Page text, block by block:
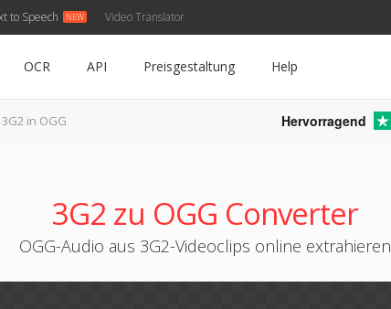
to Speech Video Translator
OCR API Preisgestaltung Help
3G2 in OGG Hervorragend
3G2 zu OGG Converter
OGG-Audio aus 3G2-Videoclips online extrahieren